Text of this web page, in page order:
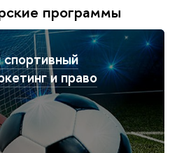
программы
и право